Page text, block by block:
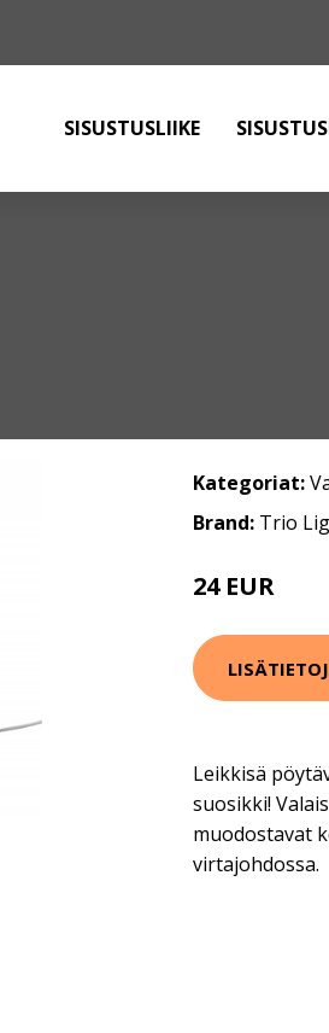
SISUSTUSLIIKE
Kategoriat:
Brand: Trio
24 EUR
Leikkisä
suosikki!
muodostavat
virtajohdossa.